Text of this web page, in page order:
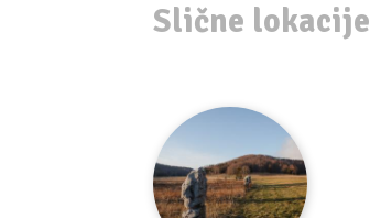
Slične lokacije